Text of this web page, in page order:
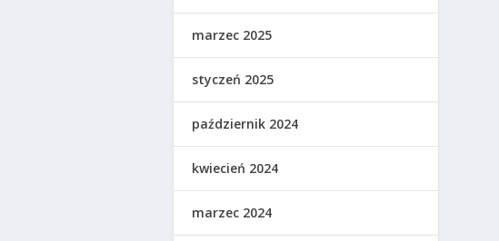
marzec 2025
styczeń 2025
październik 2024
kwiecień 2024
marzec 2024